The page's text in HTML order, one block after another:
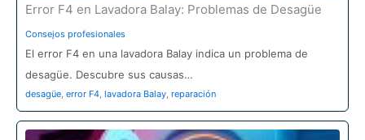
Error F4 en Lavadora Balay: Problemas de Desagüe
Consejos profesionales
El error F4 en una lavadora Balay indica un problema de
desagüe. Descubre sus causas…
desagüe, error F4, lavadora Balay, reparación